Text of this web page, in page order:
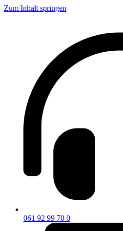
Zum Inhalt springen
061 92 99 70 0